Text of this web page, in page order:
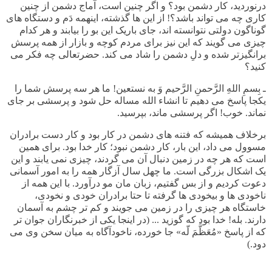
درنوردید، کار دشمن بود؟ و اگر چنین است، آماج دشمن از چنین
کاری چه می تواند باشد؟! از این ها گذشته، اینهمه دَم و دستگاه های
گوناگون دولتی نتوانسته اند، جای باریک این بو را بیابند و هر کدام
چیزی می گویند که این نیز برای مردم کوچه و بازار از همه پرسش
برانگیزتر شده و دلِ دشمن را شاد می کند. حضرتعالی چه فکر می
کنید؟
ـ بِسمِ اللهِ الرَّحمنِ الرَّحیم وَ به نستعین! ما هر سه پرسش شما را
یکجا پاسخ می دهیم تا انشاء الله مساله حل شود و پرسشی بر جای
نماند. خوب! اگر پرسشی ماند، بپرسید.
برخلاف همیشه که فتنه های دشمن در کار بود و کار دست برادران
مسوول می داد، این بار، کار دشمن نبود؛ کار خدا بود. برای همین
است که هر چه در زمین دنبال آن می گردند، چیزی نمی یابند و این
یک اشکال بزرگی است. ما چهل سال آزگار همه را به امور آسمانی
دعوت کردیم و از بس گفتیم، زبان مان مو درآورد. با این همه از
ناخودی ها و بیخودی ها گرفته تا حتا برادران خودی و نخودی،
خاستگاه هر چیزی را در زمین می جویند و کم تر چشم به آسمان
دارند. بله! خدا بود که گوزید ... (در اینجا یکی از خبرنگاران جوان تر
که از پاسخ «مُعَظَّمَ لّه» جا خورده، ناخودآگاه به میان سخن وی می
دود.)